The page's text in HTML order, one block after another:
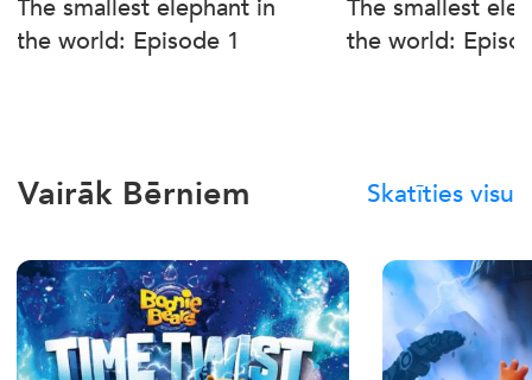
The smallest elephant in
the world: Episode 1
The smallest
the world:
Vairāk Bērniem Skatīties visu